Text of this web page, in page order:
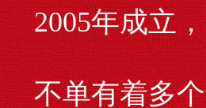
2005年成立，
不单有着多